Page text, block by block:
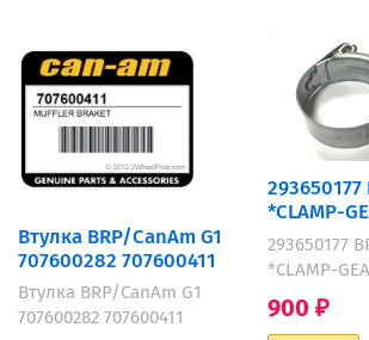
Втулка BRP/CanAm G1
707600282 707600411
Втулка BRP/CanAm G1
707600282 707600411
293650177
*CLAMP-
293650177
*CLAMP-
900 ₽